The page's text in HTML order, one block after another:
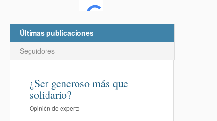
Últimas publicaciones
Seguidores
¿Ser generoso más que
solidario?
Opinión de experto